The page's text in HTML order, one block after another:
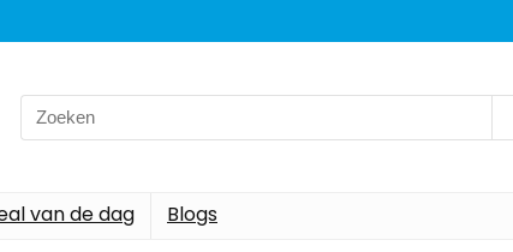
Search
for:
van de dag Blogs